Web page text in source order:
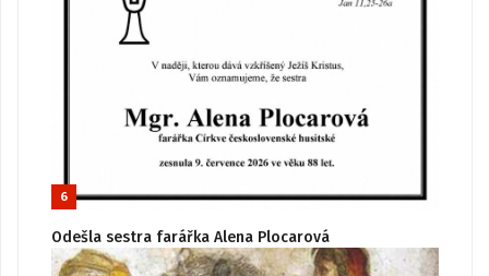
6
Odešla sestra farářka Alena Plocarová